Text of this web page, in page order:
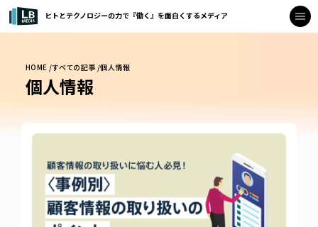
ヒトとテクノロジーの力で『働く』を面白くするメディア
HOME /すべての記事 /個人情報
個人情報